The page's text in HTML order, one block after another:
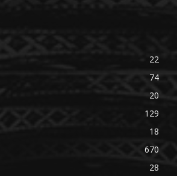
22
74
20
129
18
670
28